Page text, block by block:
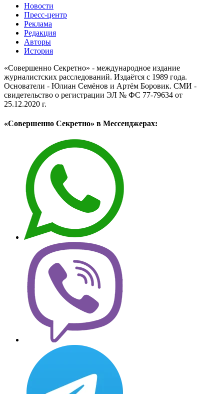
Новости
Пресс-центр
Реклама
Редакция
Авторы
История
«Совершенно Секретно» - международное издание
журналистских расследований. Издаётся с 1989 года.
Основатели - Юлиан Семёнов и Артём Боровик. CМИ -
свидетельство о регистрации ЭЛ № ФС 77-79634 от
25.12.2020 г.
«Совершенно Секретно» в Мессенджерах: